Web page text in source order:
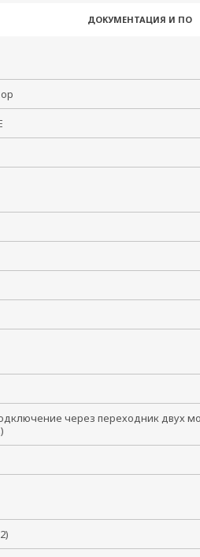
ДОКУМЕНТАЦИЯ И ПО
через переходник двух